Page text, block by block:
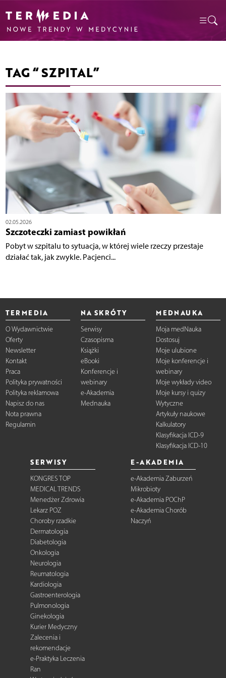
TAG “ SZPITAL”
02.05.2026
Szczoteczki zamiast powikłań
Pobyt w szpitalu to sytuacja, w której wiele rzeczy przestaje
działać tak, jak zwykle. Pacjenci...
TERMEDIA
O Wydawnictwie
Oferty
Newsletter
Kontakt
Praca
Polityka prywatności
Polityka reklamowa
Napisz do nas
Nota prawna
Regulamin
NA SKRÓTY
Serwisy
Czasopisma
Książki
eBooki
Konferencje i
webinary
e-Akademia
Mednauka
MEDNAUKA
Moja medNauka
Dostosuj
Moje ulubione
Moje konferencje i
webinary
Moje wykłady video
Moje kursy i quizy
Wytyczne
Artykuły naukowe
Kalkulatory
Klasyfikacja ICD-9
Klasyfikacja ICD-10
SERWISY
KONGRES TOP
MEDICAL TRENDS
Menedżer Zdrowia
Lekarz POZ
Choroby rzadkie
Dermatologia
Diabetologia
Onkologia
Neurologia
Reumatologia
Kardiologia
Gastroenterologia
Pulmonologia
Ginekologia
Kurier Medyczny
Zalecenia i
rekomendacje
e-Praktyka Leczenia
Ran
E-AKADEMIA
e-Akademia Zaburzeń
Mikrobioty
e-Akademia POChP
e-Akademia Chorób
Naczyń